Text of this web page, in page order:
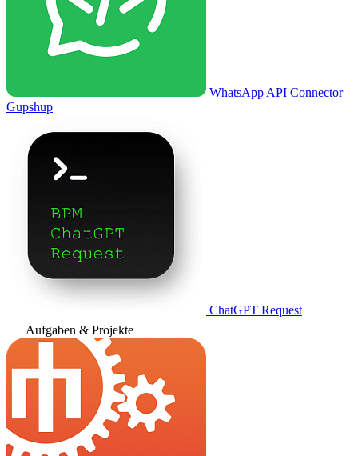
WhatsApp API Connector
Gupshup
ChatGPT Request
Aufgaben & Projekte